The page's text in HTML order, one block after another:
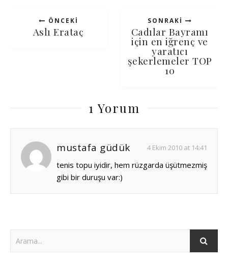
ÖNCEKI
Aslı Erataç
SONRAKI
Cadılar Bayramı
için en iğrenç ve
yaratıcı
şekerlemeler TOP
10
1 Yorum
mustafa güdük 4 Ekim 2010 at 14:41
tenis topu iyidir, hem rüzgarda üşütmezmiş
gibi bir duruşu var:)